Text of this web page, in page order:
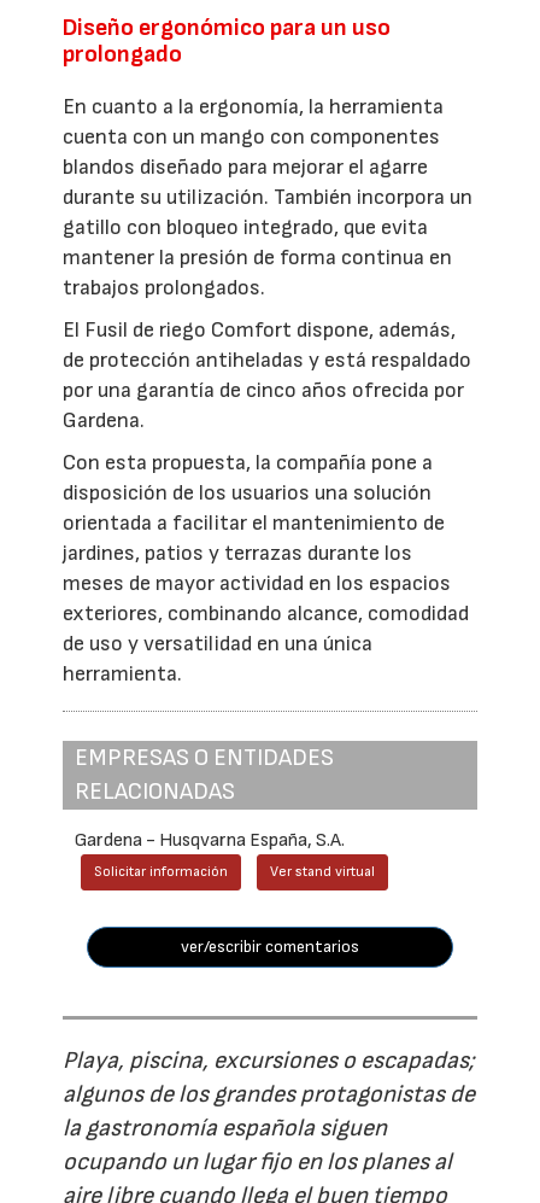
Diseño ergonómico para un uso
prolongado
En cuanto a la ergonomía, la herramienta
cuenta con un mango con componentes
blandos diseñado para mejorar el agarre
durante su utilización. También incorpora un
gatillo con bloqueo integrado, que evita
mantener la presión de forma continua en
trabajos prolongados.
El Fusil de riego Comfort dispone, además,
de protección antiheladas y está respaldado
por una garantía de cinco años ofrecida por
Gardena.
Con esta propuesta, la compañía pone a
disposición de los usuarios una solución
orientada a facilitar el mantenimiento de
jardines, patios y terrazas durante los
meses de mayor actividad en los espacios
exteriores, combinando alcance, comodidad
de uso y versatilidad en una única
herramienta.
EMPRESAS O ENTIDADES
RELACIONADAS
Gardena - Husqvarna España, S.A.
Solicitar información Ver stand virtual
ver/escribir comentarios
Playa, piscina, excursiones o escapadas;
algunos de los grandes protagonistas de
la gastronomía española siguen
ocupando un lugar fijo en los planes al
aire libre cuando llega el buen tiempo